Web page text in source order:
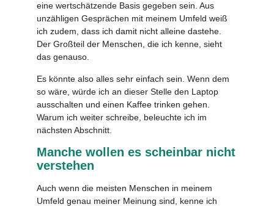
eine wertschätzende Basis gegeben sein. Aus
unzähligen Gesprächen mit meinem Umfeld weiß
ich zudem, dass ich damit nicht alleine dastehe.
Der Großteil der Menschen, die ich kenne, sieht
das genauso.
Es könnte also alles sehr einfach sein. Wenn dem
so wäre, würde ich an dieser Stelle den Laptop
ausschalten und einen Kaffee trinken gehen.
Warum ich weiter schreibe, beleuchte ich im
nächsten Abschnitt.
Manche wollen es scheinbar nicht
verstehen
Auch wenn die meisten Menschen in meinem
Umfeld genau meiner Meinung sind, kenne ich